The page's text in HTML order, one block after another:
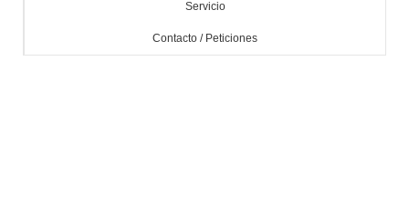
Servicio
Contacto / Peticiones